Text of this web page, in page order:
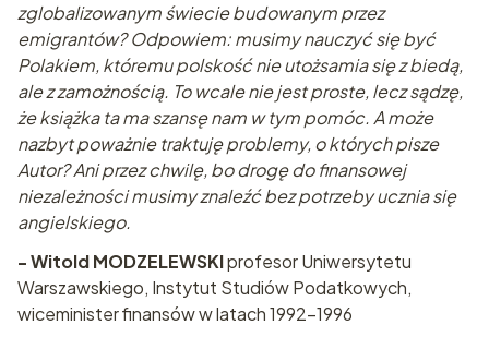
zglobalizowanym świecie budowanym przez
emigrantów? Odpowiem: musimy nauczyć się być
Polakiem, któremu polskość nie utożsamia się z biedą,
ale z zamożnością. To wcale nie jest proste, lecz sądzę,
że książka ta ma szansę nam w tym pomóc. A może
nazbyt poważnie traktuję problemy, o których pisze
Autor? Ani przez chwilę, bo drogę do finansowej
niezależności musimy znaleźć bez potrzeby ucznia się
angielskiego.
- Witold MODZELEWSKIprofesor Uniwersytetu
Warszawskiego, Instytut Studiów Podatkowych,
wiceminister finansów w latach 1992-1996